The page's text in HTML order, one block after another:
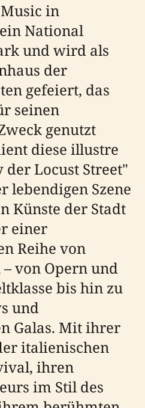
in
National
und wird als
der
gefeiert, das
seinen
genutzt
diese illustre
Locust Street"
lebendigen Szene
Künste der Stadt
einer
Reihe von
von Opern und
bis hin zu
und
Galas. Mit ihrer
italienischen
ihren
im Stil des